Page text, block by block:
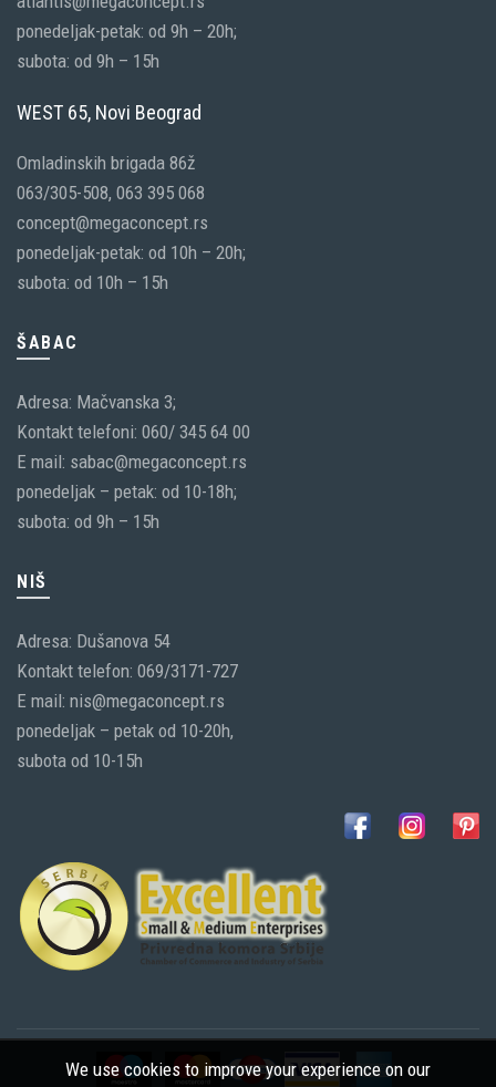
ponedeljak-petak: od 9h – 20h;
subota: od 9h – 15h
WEST 65, Novi Beograd
Omladinskih brigada 86ž
063/305-508, 063 395 068
concept@megaconcept.rs
ponedeljak-petak: od 10h – 20h;
subota: od 10h – 15h
ŠABAC
Adresa: Mačvanska 3;
Kontakt telefoni: 060/ 345 64 00
E mail: sabac@megaconcept.rs
ponedeljak – petak: od 10-18h;
subota: od 9h – 15h
NIŠ
Adresa: Dušanova 54
Kontakt telefon: 069/3171-727
E mail: nis@megaconcept.rs
ponedeljak – petak od 10-20h,
subota od 10-15h
We use cookies to improve your experience on our